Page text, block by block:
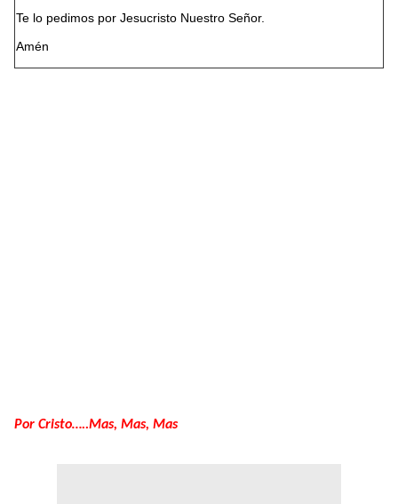
Te lo pedimos por Jesucristo Nuestro Señor.
Amén
Por Cristo…..Mas, Mas, Mas